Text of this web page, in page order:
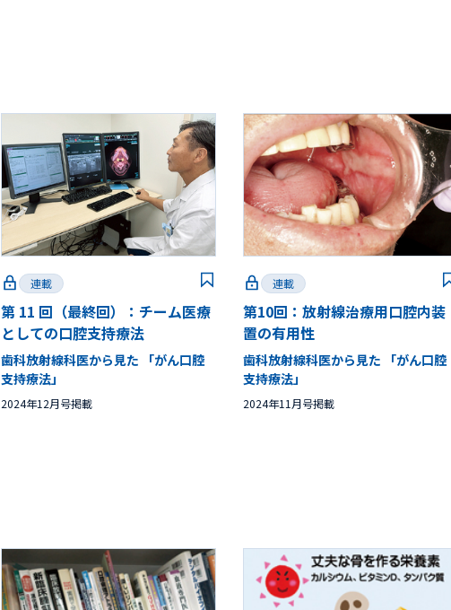
連載
第 11 回（最終回）：チーム医療
としての口腔支持療法
歯科放射線科医から見た 「がん口腔
支持療法」
2024年12月号掲載
連載
第10回：放射線治療用口腔内装
置の有用性
歯科放射線科医から見た 「がん口腔
支持療法」
2024年11月号掲載